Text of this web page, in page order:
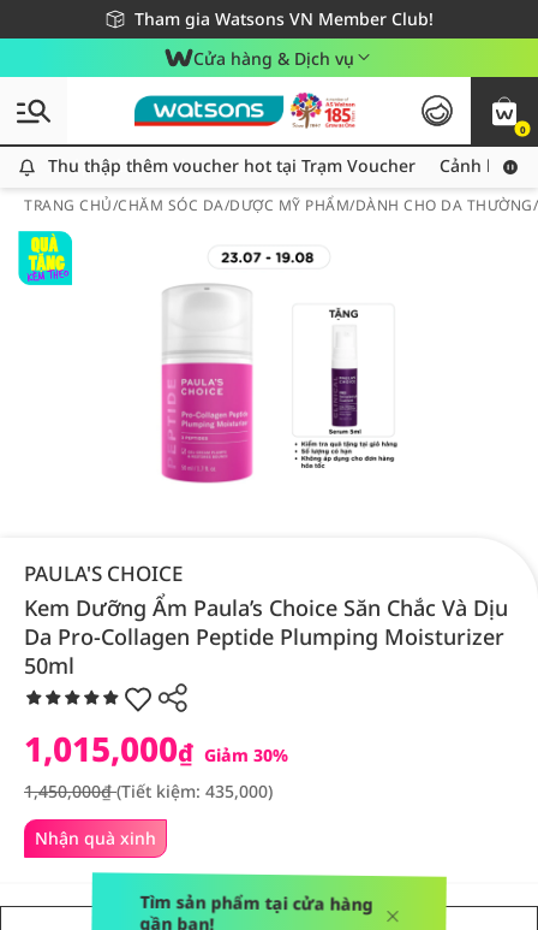
Tham gia Watsons VN Member Club!
Miễn phí giao hàng cho đơn hàng từ 249,000Đ
Giao hàng nhanh 24h - Áp dụng khu vực TP. Hồ Chí Minh
Cửa hàng & Dịch vụ
0
Thu thập thêm voucher hot tại Trạm Voucher
Thu thập thêm voucher hot tại Trạm Voucher Cảnh báo
TRANG CHỦ/CHĂM SÓC DA/DƯỢC MỸ PHẨM/DÀNH CHO DA
PAULA'S CHOICE
Kem Dưỡng Ẩm Paula’s Choice Săn Chắc Và Dịu
Da Pro-Collagen Peptide Plumping Moisturizer
50ml
Nhận quà xinh
1,015,000₫ Giảm 30%
1,450,000₫(Tiết kiệm: 435,000)
Tìm sản phẩm tại cửa hàng